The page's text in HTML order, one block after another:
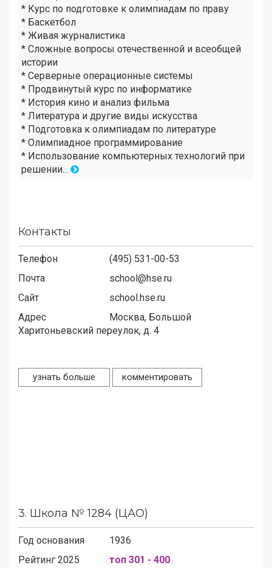
* Курс по подготовке к олимпиадам по праву
* Баскетбол
* Живая журналистика
* Сложные вопросы отечественной и всеобщей
истории
* Серверные операционные системы
* Продвинутый курс по информатике
* История кино и анализ фильма
* Литература и другие виды искусства
* Подготовка к олимпиадам по литературе
* Олимпиадное программирование
* Использование компьютерных технологий при
решении...
Контакты
Телефон
(495) 531-00-53
Почта
school@hse.ru
Сайт
school.hse.ru
Адрес
Москва, Большой
Харитоньевский переулок, д. 4
узнать больше комментировать
3. Школа № 1284 (ЦАО)
Год основания
1936
Рейтинг 2025
топ 301 - 400